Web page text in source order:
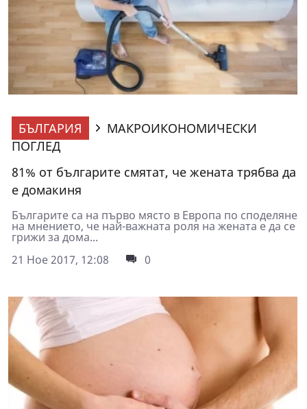
БЪЛГАРИЯ
МАКРОИКОНОМИЧЕСКИ
ПОГЛЕД
81% от българите смятат, че жената трябва да
е домакиня
Българите са на първо място в Европа по споделяне
на мнението, че най-важната роля на жената е да се
грижи за дома...
21 Ное 2017, 12:08
0